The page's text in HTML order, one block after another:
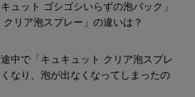
ュット ゴシゴシいらずの泡パック」
リア泡スプレー」の違いは？
途中で「キュキュット クリア泡スプレ
なり、泡が出なくなってしまったの